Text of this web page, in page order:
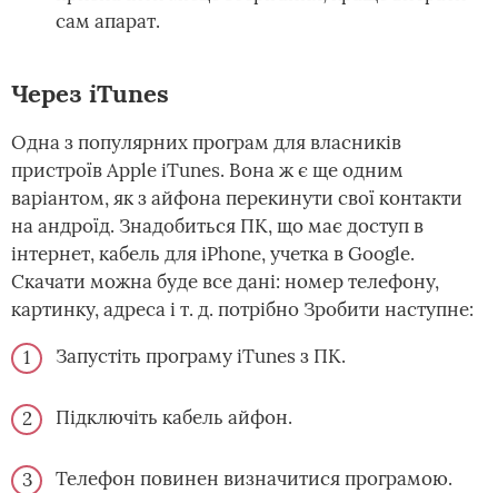
сам апарат.
Через iTunes
Одна з популярних програм для власників
пристроїв Apple iTunes. Вона ж є ще одним
варіантом, як з айфона перекинути свої контакти
на андроїд. Знадобиться ПК, що має доступ в
інтернет, кабель для iPhone, учетка в Google.
Скачати можна буде все дані: номер телефону,
картинку, адреса і т. д. потрібно Зробити наступне:
Запустіть програму iTunes з ПК.
Підключіть кабель айфон.
Телефон повинен визначитися програмою.